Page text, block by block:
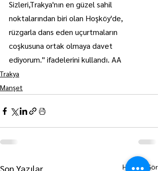
Sizleri,Trakya'nın en güzel sahil
noktalarından biri olan Hoşköy'de,
rüzgarla dans eden uçurtmaların
coşkusuna ortak olmaya davet
ediyorum." ifadelerini kullandı. AA
Trakya
Manşet
Son Yazılar Hepsini Gör